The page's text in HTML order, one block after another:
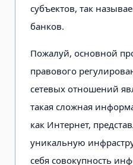
субъектов, так
банков.
Пожалуй, основной
правового
сетевых отношений
такая сложная
как Интернет,
уникальную
себя совокупность